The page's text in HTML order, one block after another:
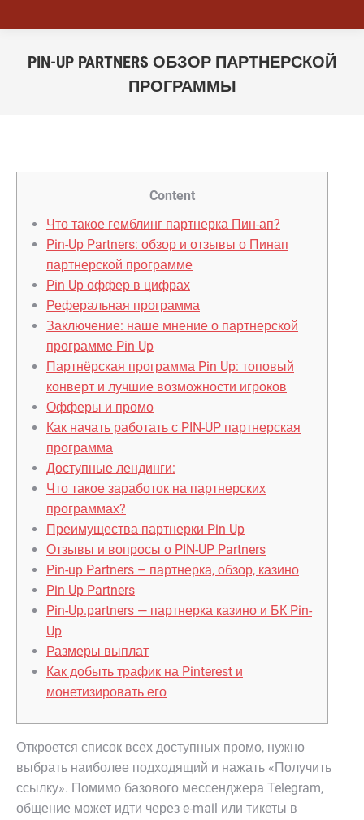
PIN-UP PARTNERS ОБЗОР ПАРТНЕРСКОЙ
ПРОГРАММЫ
Content
Что такое гемблинг партнерка Пин-ап?
Pin-Up Partners: обзор и отзывы о Пинап
партнерской программе
Pin Up оффер в цифрах
Реферальная программа
Заключение: наше мнение о партнерской
программе Pin Up
Партнёрская программа Pin Up: топовый
конверт и лучшие возможности игроков
Офферы и промо
Как начать работать с PIN-UP партнерская
программа
Доступные лендинги:
Что такое заработок на партнерских
программах?
Преимущества партнерки Pin Up
Отзывы и вопросы о PIN-UP Partners
Pin-up Partners – партнерка, обзор, казино
Pin Up Partners
Pin-Up.partners — партнерка казино и БК Pin-
Up
Размеры выплат
Как добыть трафик на Pinterest и
монетизировать его
Откроется список всех доступных промо, нужно
выбрать наиболее подходящий и нажать «Получить
ссылку». Помимо базового мессенджера Telegram,
общение может идти через e-mail или тикеты в